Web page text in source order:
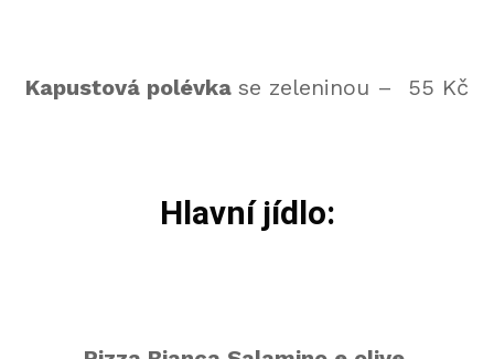
Kapustová polévka se zeleninou – 55 Kč
Hlavní jídlo: